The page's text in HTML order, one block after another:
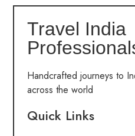
Travel India
Handcrafted journeys to
across the world
Quick Links